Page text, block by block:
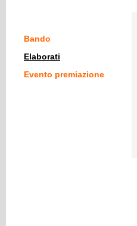
Bando
Elaborati
Evento premiazione